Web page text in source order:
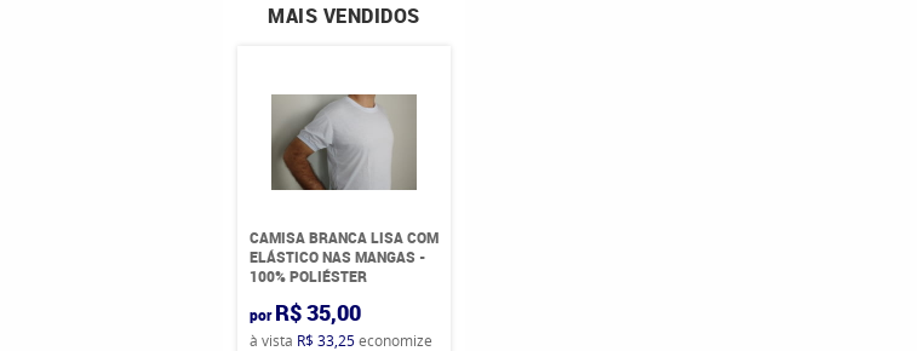
MAIS VENDIDOS
CAMISA BRANCA LISA COM
ELÁSTICO NAS MANGAS -
100% POLIÉSTER
por R$ 35,00
à vista R$ 33,25economize